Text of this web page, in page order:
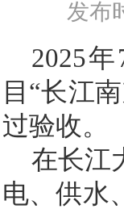
发布
2025
目“长江
过验收。
在长江
电、供水